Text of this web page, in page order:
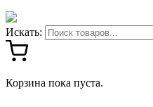
Искать:
Корзина пока пуста.